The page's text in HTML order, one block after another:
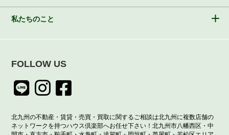
私たちのこと
FOLLOW US
北九州の不動産・賃貸・売買・買取に関するご相談は北九州に複数店舗の
ネットワークを持つハウス倶楽部へお任せ下さい！北九州市八幡西区・中